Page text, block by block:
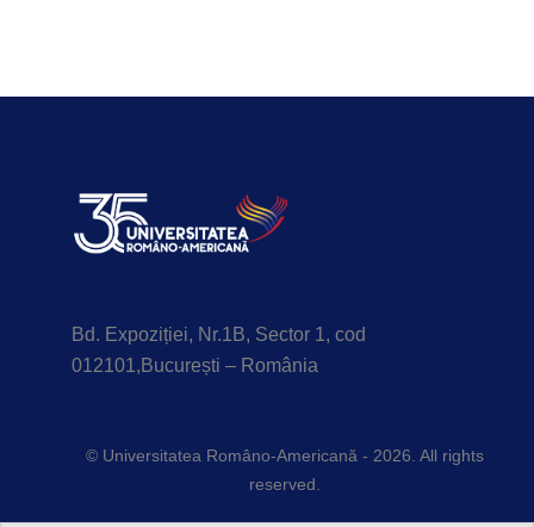
Bd. Expoziției, Nr.1B, Sector 1, cod
012101,București – România
© Universitatea Româno-Americană - 2026. All rights
reserved.